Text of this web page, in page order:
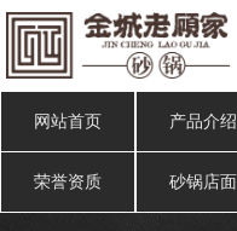
网站首页 产品介绍
荣誉资质 砂锅店面